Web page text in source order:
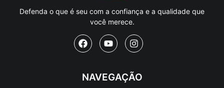
Defenda o que é seu com a confiança e a qualidade que
você merece.
NAVEGAÇÃO